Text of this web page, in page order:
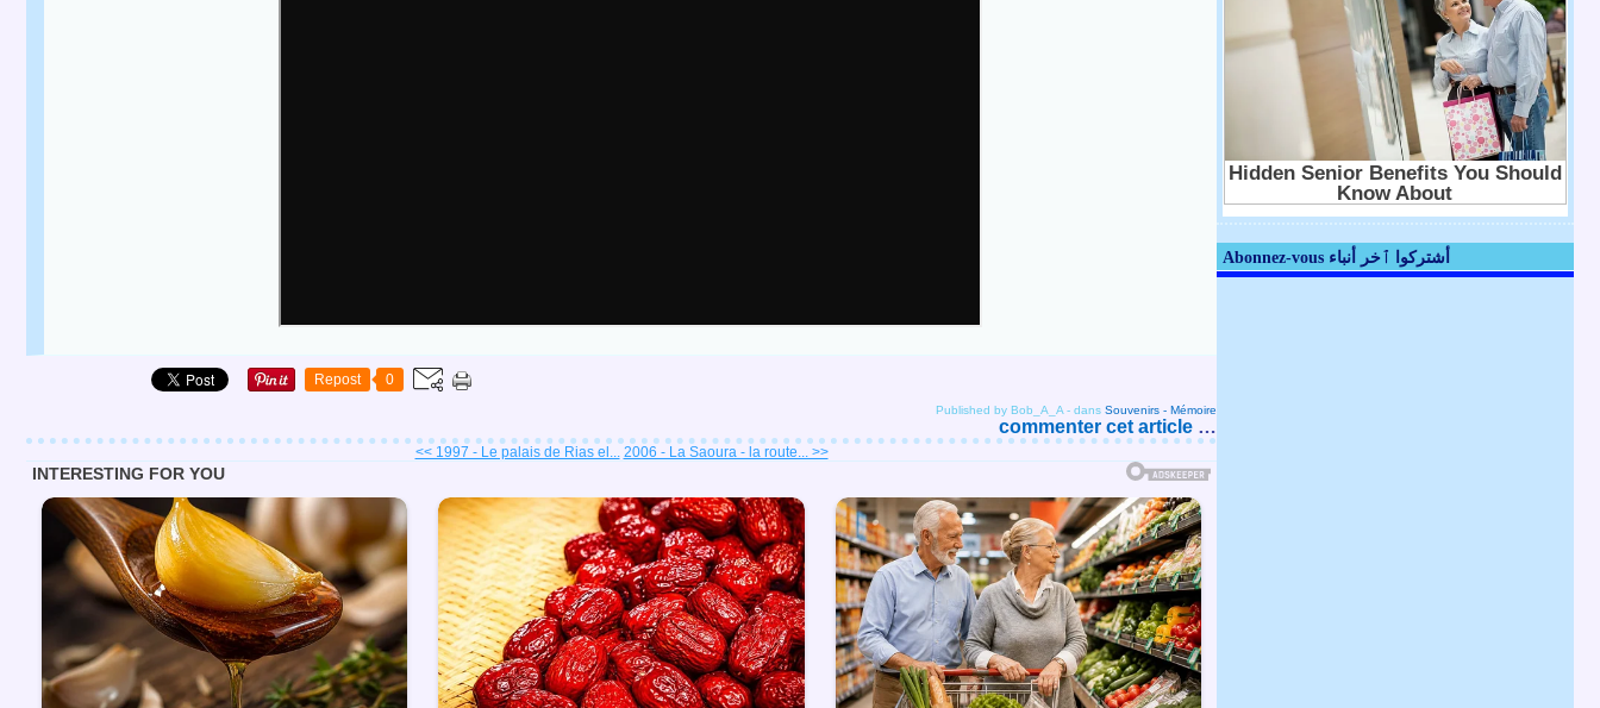
Repost 0
Published by Bob_A_A - dans Souvenirs - Mémoire
commenter cet article …
<< 1997 - Le palais de Rias el... 2006 - La Saoura - la route... >>
Abonnez-vous أشتركوا ٱخر أنباء